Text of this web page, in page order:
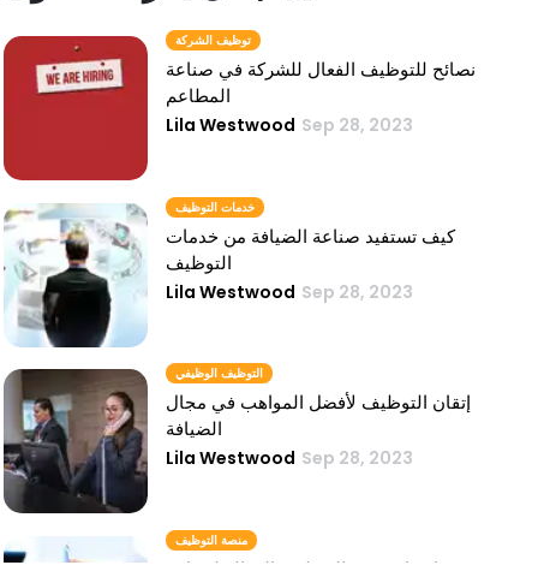
توظيف الشركة
نصائح للتوظيف الفعال للشركة في صناعة
المطاعم
Lila Westwood Sep 28, 2023
خدمات التوظيف
كيف تستفيد صناعة الضيافة من خدمات
التوظيف
Lila Westwood Sep 28, 2023
التوظيف الوظيفي
إتقان التوظيف لأفضل المواهب في مجال
الضيافة
Lila Westwood Sep 28, 2023
منصة التوظيف
اختيار منصة التوظيف الفعالة لصناعة